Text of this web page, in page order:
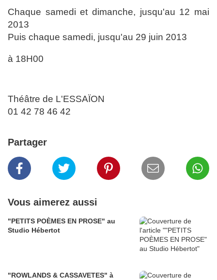
Chaque samedi et dimanche, jusqu'au 12 mai
2013
Puis chaque samedi, jusqu'au 29 juin 2013
à 18H00
Théâtre de L'ESSAÏON
01 42 78 46 42
Partager
Vous aimerez aussi
"PETITS POÈMES EN PROSE" au
Studio Hébertot
"ROWLANDS & CASSAVETES" à